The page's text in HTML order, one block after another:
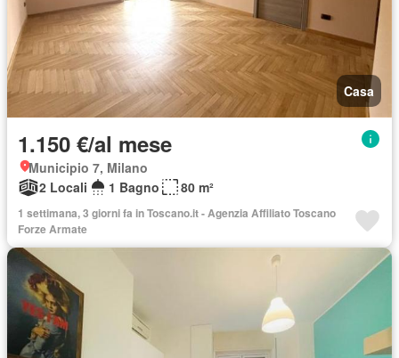
Casa
1.150 €/al mese
Municipio 7, Milano
2 Locali
1 Bagno 80 m²
1 settimana, 3 giorni fa in Toscano.it - Agenzia Affiliato Toscano
Forze Armate